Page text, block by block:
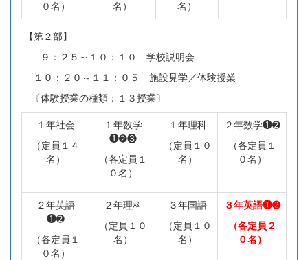
０名）
名）
名）
【第２部】
９：２５～１０：１０ 学校説明会
１０：２０～１１：０５ 施設見学／体験授業
〔体験授業の種類：１３授業〕
１年社会
（定員１４
名）
１年数学
❶➋❸
（各定員１
０名）
１年理科
（定員１０
名）
２年数学❶➋
（各定員１
０名）
２年英語
❶➋
（各定員１
０名）
２年理科
（定員１０
名）
３年国語
（定員１０
名）
３年英語❶➋
（各定員２
０名）